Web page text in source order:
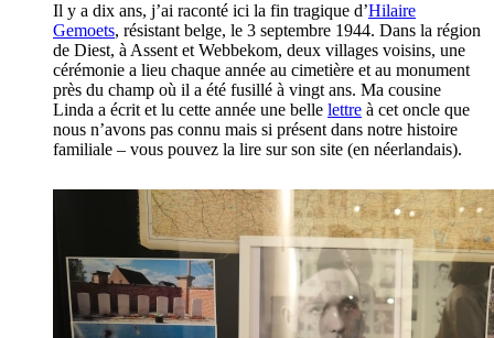
Il y a dix ans, j’ai raconté ici la fin tragique d’Hilaire
Gemoets, résistant belge, le 3 septembre 1944. Dans la région
de Diest, à Assent et Webbekom, deux villages voisins, une
cérémonie a lieu chaque année au cimetière et au monument
près du champ où il a été fusillé à vingt ans. Ma cousine
Linda a écrit et lu cette année une belle lettre à cet oncle que
nous n’avons pas connu mais si présent dans notre histoire
familiale – vous pouvez la lire sur son site (en néerlandais).